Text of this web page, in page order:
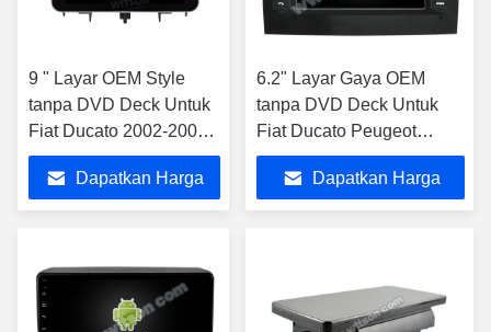
9 " Layar OEM Style
tanpa DVD Deck Untuk
Fiat Ducato 2002-2006
Citroen Jumper Peugeot
Boxer 2002-2006 Mobil
Multimedia Stereo GPS
Dapatkan Harga
6.2" Layar Gaya OEM
tanpa DVD Deck Untuk
Fiat Ducato Peugeot
Boxer Citroen Jumper 2
2006-2016Dapatkan Harga